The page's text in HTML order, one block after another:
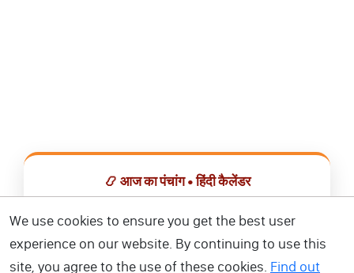
📿 आज का पंचांग • हिंदी कैलेंडर
📅 हिंदी कैलेंडर ऐप डाउनलोड करें
We use cookies to ensure you get the best user
experience on our website. By continuing to use this
site, you agree to the use of these cookies. Find out